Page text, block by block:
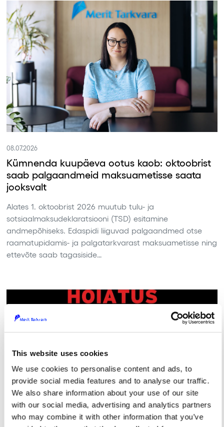
This website uses cookies
We use cookies to personalise content and ads, to
provide social media features and to analyse our traffic.
We also share information about your use of our site
with our social media, advertising and analytics partners
who may combine it with other information that you’ve
08.07.2026
Kümnenda kuupäeva ootus kaob: oktoobrist
saab palgaandmeid maksuametisse saata
jooksvalt
Alates 1. oktoobrist 2026 muutub tulu- ja
sotsiaalmaksudeklaratsiooni (TSD) esitamine
andmepõhiseks. Edaspidi liiguvad palgaandmed otse
raamatupidamis- ja palgatarkvarast maksuametisse ning
ettevõte saab tagasiside…